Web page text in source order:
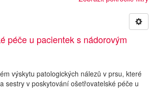
péče u pacientek s nádorovým
výskytu patologických nálezů v prsu, které
sestry v poskytování ošetřovatelské péče u